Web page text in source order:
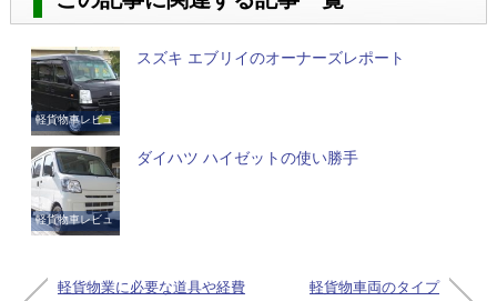
軽貨物車レビュ
ー
スズキ エブリイのオーナーズレポート
軽貨物車レビュ
ー
ダイハツ ハイゼットの使い勝手
軽貨物業に必要な道具や経費 軽貨物車両のタイプ